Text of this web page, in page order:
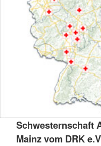
Schwesternschaft
Mainz vom DRK